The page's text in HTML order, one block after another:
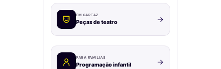
EM CARTAZ
Peças de teatro
PARA FAMÍLIAS
Programação infantil